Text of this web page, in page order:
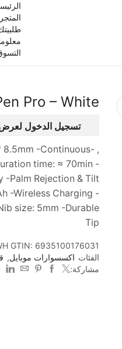
المتجر
Pro – White
تسجيل الدخول
8.5mm -Continuous
time: ≈ 70min -
-Palm Rejection & Tilt
-Wireless Charging -
size: 5mm -Durable
Tip
GTIN: 6935100176031
الفئات اكسسوارات موبايل,
مشاركة: